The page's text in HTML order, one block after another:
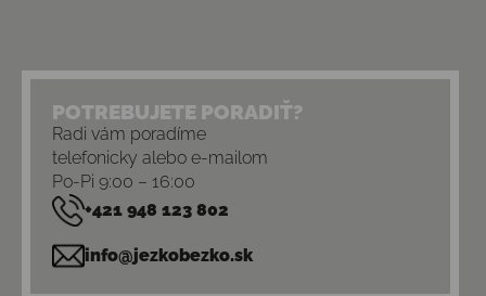
POTREBUJETE PORADIŤ?
Radi vám poradíme
telefonicky alebo e-mailom
Po-Pi 9:00 – 16:00
+421 948 123 802
info@jezkobezko.sk